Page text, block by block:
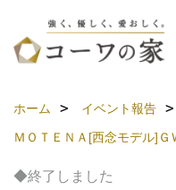
ホーム
イベント報告
ＭＯＴＥＮＡ[西念モデル]
◆終了しました